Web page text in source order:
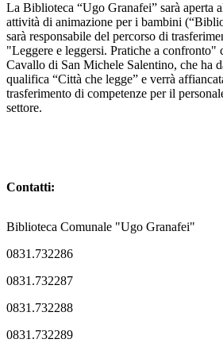
La Biblioteca “Ugo Granafei” sarà aperta
attività di animazione per i bambini
sarà responsabile del percorso di
"Leggere e leggersi. Pratiche a confronto"
Cavallo di San Michele Salentino, che ha
qualifica “Città che legge” e verrà
trasferimento di competenze per il
settore.
Contatti:
Biblioteca Comunale "Ugo Granafei"
0831.732286
0831.732287
0831.732288
0831.732289